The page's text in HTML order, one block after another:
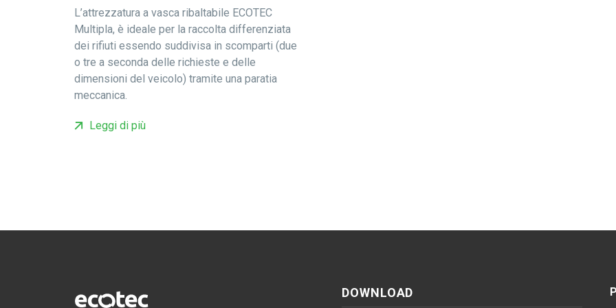
L’attrezzatura a vasca ribaltabile ECOTEC
Multipla, è ideale per la raccolta differenziata
dei rifiuti essendo suddivisa in scomparti (due
o tre a seconda delle richieste e delle
dimensioni del veicolo) tramite una paratia
meccanica.
Leggi di più
DOWNLOAD